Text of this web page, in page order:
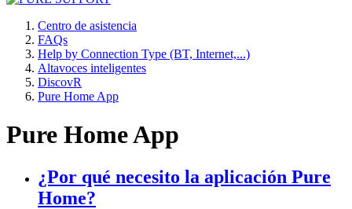
Centro de asistencia
FAQs
Help by Connection Type (BT, Internet,...)
Altavoces inteligentes
DiscovR
Pure Home App
Pure Home App
¿Por qué necesito la aplicación Pure
Home?